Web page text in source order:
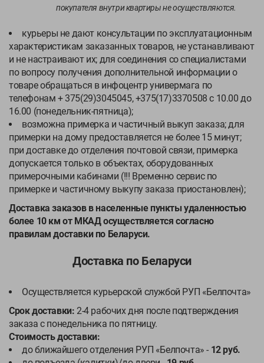
покупателя внутри квартиры не осуществляются.
курьеры не дают консультации по эксплуатационным
характеристикам заказанных товаров, не устанавливают
и не настраивают их; для соединения со специалистами
по вопросу получения дополнительной информации о
товаре обращаться в инфоцентр универмага по
телефонам + 375(29)3045045, +375(17)3370508 с 10.00 до
16.00 (понедельник-пятница);
возможна примерка и частичный выкуп заказа; для
примерки на дому предоставляется не более 15 минут;
при доставке до отделения почтовой связи, примерка
допускается только в объектах, оборудованных
примерочными кабинами (!!! Временно сервис по
примерке и частичному выкупу заказа приостановлен);
Доставка заказов в населенные пункты удаленностью
более 10 км от МКАД осуществляется согласно
правилам доставки по Беларуси.
Доставка по Беларуси
Осуществляется курьерской службой РУП «Белпочта»
Срок доставки: 2-4 рабочих дня после подтверждения
заказа с понедельника по пятницу.
Стоимость доставки:
до ближайшего отделения РУП «Белпочта» - 12 руб.